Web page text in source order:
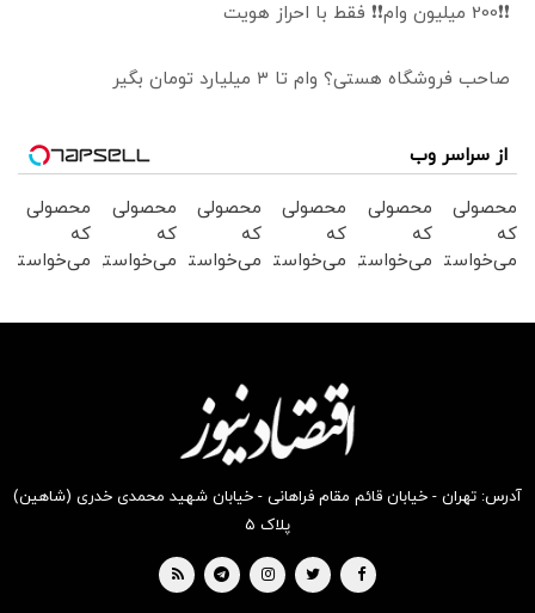
❗❗200 میلیون وام❗❗ فقط با احراز هویت
صاحب فروشگاه هستی؟ وام تا ۳ میلیارد تومان بگیر
از سراسر وب
محصولی
که
می‌خواستی
محصولی
که
می‌خواستی
محصولی
که
می‌خواستی
بخر !
محصولی
که
می‌خواستی
بخر !
محصولی
که
می‌خواستی
محصولی
که
می‌خواستی
آدرس: تهران - خیابان قائم مقام فراهانی - خیابان شهید محمدی خدری (شاهین)
پلاک ۵